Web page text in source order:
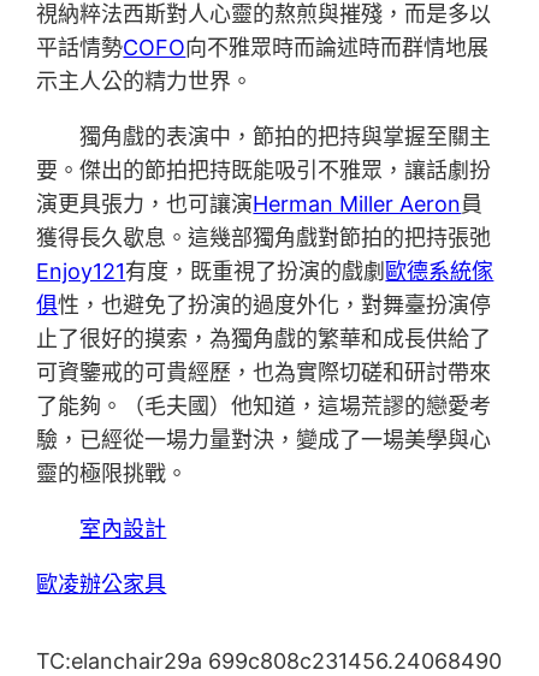
視納粹法西斯對人心靈的熬煎與摧殘，而是多以
平話情勢COFO向不雅眾時而論述時而群情地展
示主人公的精力世界。
獨角戲的表演中，節拍的把持與掌握至關主
要。傑出的節拍把持既能吸引不雅眾，讓話劇扮
演更具張力，也可讓演Herman Miller Aeron員
獲得長久歇息。這幾部獨角戲對節拍的把持張弛
Enjoy121有度，既重視了扮演的戲劇 歐德系統傢
俱性，也避免了扮演的過度外化，對舞臺扮演停
止了很好的摸索，為獨角戲的繁華和成長供給了
可資鑒戒的可貴經歷，也為實際切磋和研討帶來
了能夠。（毛夫國）他知道，這場荒謬的戀愛考
驗，已經從一場力量對決，變成了一場美學與心
靈的極限挑戰。
室內設計
歐凌辦公家具
TC:elanchair29a 699c808c231456.24068490